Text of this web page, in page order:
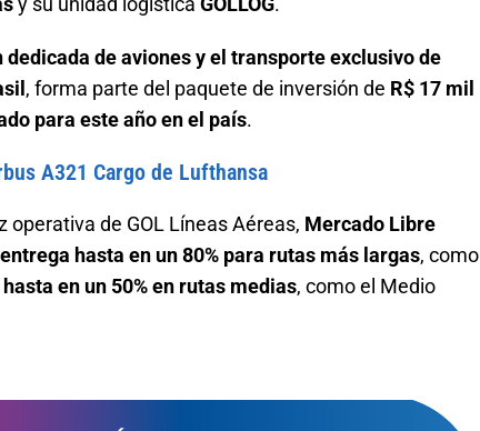
dedicada de aviones y el transporte exclusivo de
, forma parte del paquete de inversión de R$ 17 mil
para este año en el país.
A321 Cargo de Lufthansa
operativa de GOL Líneas Aéreas, Mercado Libre
hasta en un 80% para rutas más largas, como
hasta en un 50% en rutas medias, como el Medio